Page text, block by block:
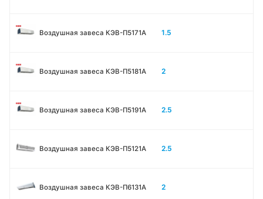
Воздушная завеса КЭВ-П5171А 1.5
Воздушная завеса КЭВ-П5181А 2
Воздушная завеса КЭВ-П5191А 2.5
Воздушная завеса КЭВ-П5121А 2.5
Воздушная завеса КЭВ-П6131A 2